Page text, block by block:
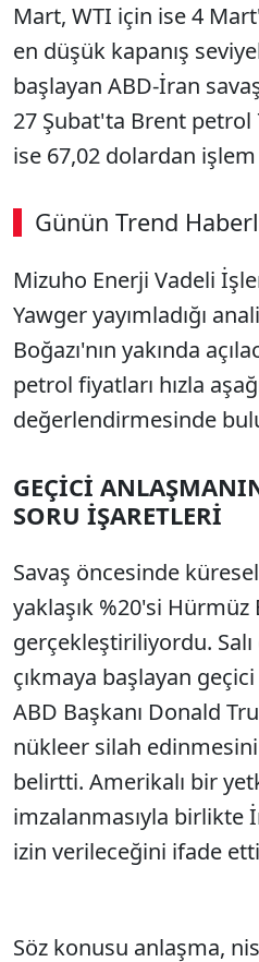
Mart, WTI için ise 4
en düşük kapanış
başlayan ABD-İran
27 Şubat'ta Brent petrol
ise 67,02 dolardan
Günün Trend
Mizuho Enerji Vadeli
Yawger yayımladığı
Boğazı'nın yakında
petrol fiyatları hızla
değerlendirmesinde
GEÇİCİ
SORU İŞARETLERİ
Savaş öncesinde
yaklaşık %20'si Hürmüz
gerçekleştiriliyordu.
çıkmaya başlayan
ABD Başkanı Donald
nükleer silah
belirtti. Amerikalı bir
imzalanmasıyla birlikte
izin verileceğini ifade
Söz konusu anlaşma,